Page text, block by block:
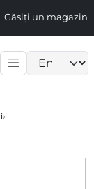
Găsiți un magazin
›